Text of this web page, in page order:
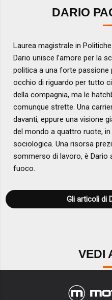
DARIO
Laurea magistrale in
Dario unisce l’amore per la
politica a una forte passione
occhio di riguardo per tutto
della compagnia, ma le
comunque strette. Una
davanti, eppure una visione
del mondo a quattro ruote,
sociologica. Una risorsa
sommerso di lavoro, è Dario
fuoco.
Gli articoli di
VEDI